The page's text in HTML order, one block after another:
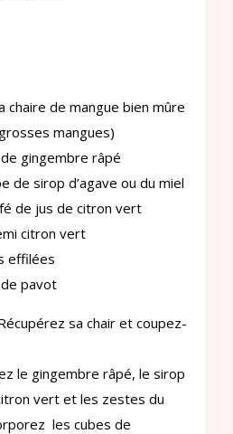
chaire de mangue bien mûre
mangues)
gingembre râpé
de sirop d’agave ou du miel
de jus de citron vert
citron vert
effilées
pavot
sa chair et coupez-
le gingembre râpé, le sirop
vert et les zestes du
les cubes de